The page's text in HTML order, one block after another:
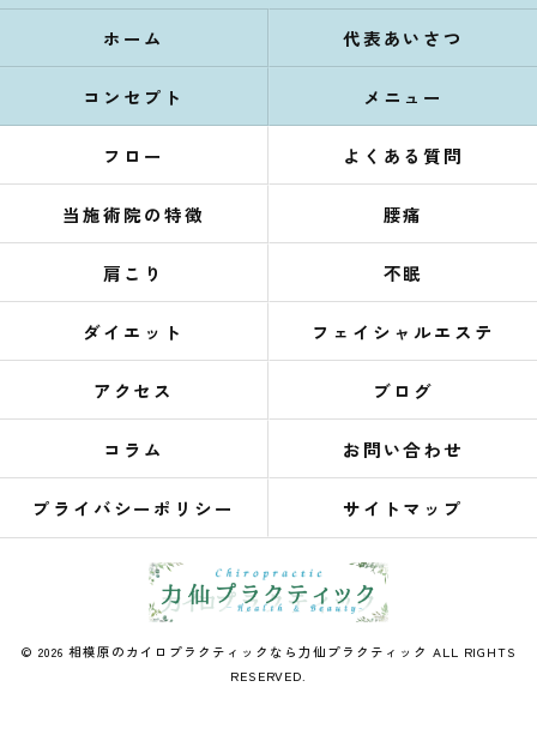
ホーム 代表あいさつ
コンセプト メニュー
フロー よくある質問
当施術院の特徴 腰痛
肩こり 不眠
ダイエット フェイシャルエステ
アクセス ブログ
コラム お問い合わせ
プライバシーポリシー サイトマップ
© 2026 相模原のカイロプラクティックなら力仙プラクティック ALL RIGHTS
RESERVED.